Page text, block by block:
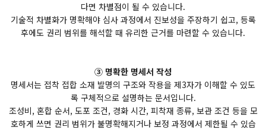
다면 차별점이 될 수 있습니다.
기술적 차별화가 명확해야 심사 과정에서 진보성을 주장하기 쉽고, 등록
후에도 권리 범위를 해석할 때 유리한 근거를 마련할 수 있습니다.
③ 명확한 명세서 작성
명세서는 접착 접합 소재 발명의 구조와 작용을 제3자가 이해할 수 있도
록 구체적으로 설명하는 문서입니다.
조성비, 혼합 순서, 도포 조건, 경화 시간, 피착재 종류, 보관 조건 등을 모
호하게 쓰면 권리 범위가 불명확해지거나 보정 과정에서 제한될 수 있습